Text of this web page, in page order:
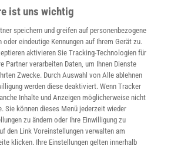
ist uns wichtig
speichern und greifen auf personenbezogene
oder eindeutige Kennungen auf Ihrem Gerät zu.
aktivieren Sie Tracking-Technologien für
Partner verarbeiten Daten, um Ihnen Dienste
Zwecke. Durch Auswahl von Alle ablehnen
werden diese deaktiviert. Wenn Tracker
Inhalte und Anzeigen möglicherweise nicht
Sie können dieses Menü jederzeit wieder
zu ändern oder Ihre Einwilligung zu
den Link Voreinstellungen verwalten am
klicken. Ihre Einstellungen gelten innerhalb